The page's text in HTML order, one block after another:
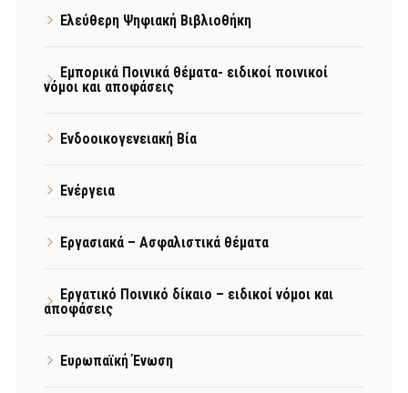
Ελεύθερη Ψηφιακή Βιβλιοθήκη
Εμπορικά Ποινικά θέματα- ειδικοί ποινικοί
νόμοι και αποφάσεις
Ενδοοικογενειακή Βία
Ενέργεια
Εργασιακά – Ασφαλιστικά θέματα
Εργατικό Ποινικό δίκαιο – ειδικοί νόμοι και
αποφάσεις
Ευρωπαϊκή Ένωση